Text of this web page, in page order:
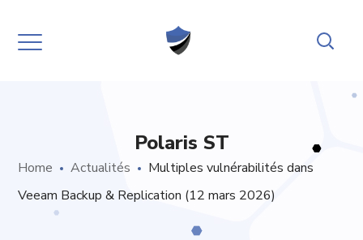
Polaris ST
Home Actualités
Multiples vulnérabilités dans
Veeam Backup & Replication (12 mars 2026)